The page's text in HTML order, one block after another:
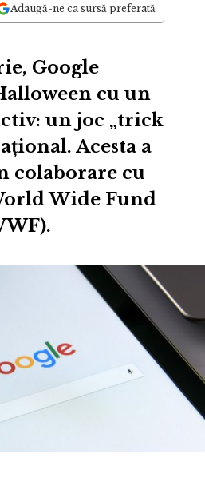
Adaugă-ne ca sursă preferată
Google
cu un
un joc „trick
Acesta a
colaborare cu
Wide Fund